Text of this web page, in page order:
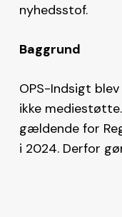
nyhedsstof.
Baggrund
OPS-Indsigt
ikke
gældende for
i 2024. Derfor